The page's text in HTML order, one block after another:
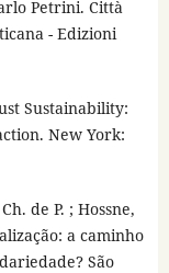
Petrini. Città
- Edizioni
Sustainability:
New York:
de P. ; Hossne,
a caminho
São